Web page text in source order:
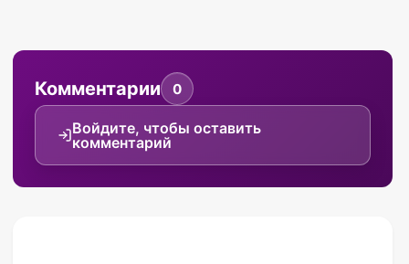
Комментарии 0
Войдите, чтобы оставить
комментарий